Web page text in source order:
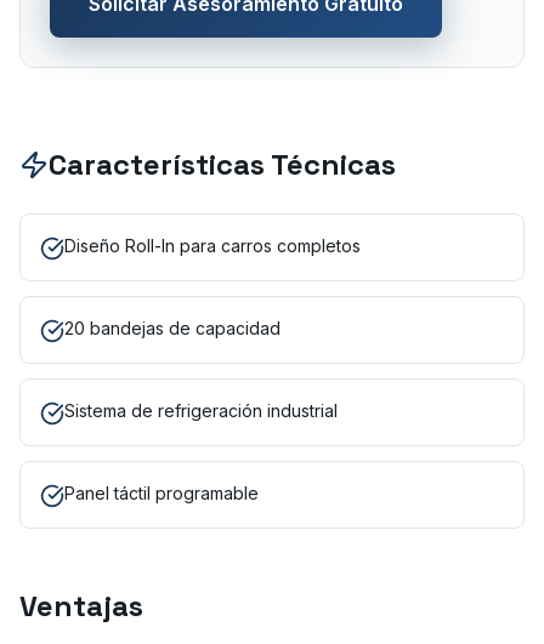
Características Técnicas
Diseño Roll-In para carros completos
20 bandejas de capacidad
Sistema de refrigeración industrial
Panel táctil programable
Ventajas